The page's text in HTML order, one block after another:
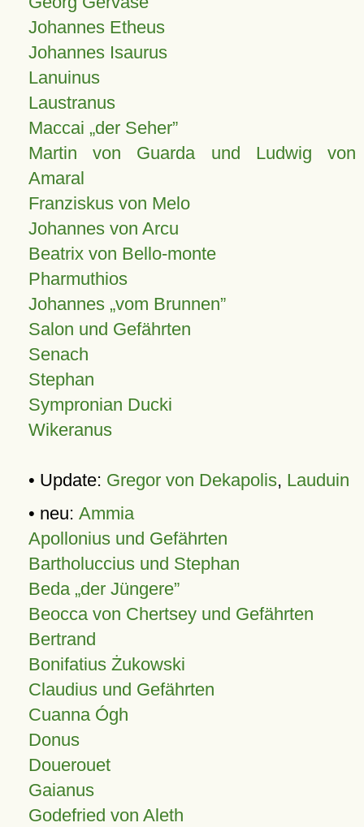
Johannes Etheus
Johannes Isaurus
Lanuinus
Laustranus
Maccai „der Seher”
Martin von Guarda und Ludwig von
Amaral
Franziskus von Melo
Johannes von Arcu
Beatrix von Bello-monte
Pharmuthios
Johannes vom Brunnen
Salon und Gefährten
Senach
Stephan
Sympronian Ducki
Wikeranus
• Update: Gregor von Dekapolis, Lauduin
• neu: Ammia
Apollonius und Gefährten
Bartholuccius und Stephan
Beda „der Jüngere”
Beocca von Chertsey und Gefährten
Bertrand
Bonifatius Żukowski
Claudius und Gefährten
Cuanna Ógh
Donus
Douerouet
Gaianus
Godefried von Aleth